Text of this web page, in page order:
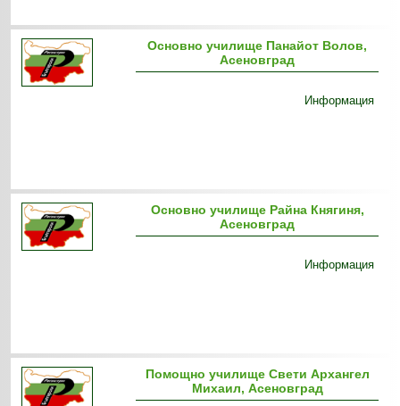
Основно училище Панайот Волов,
Асеновград
Информация
Основно училище Райна Княгиня,
Асеновград
Информация
Помощно училище Свети Архангел
Михаил, Асеновград